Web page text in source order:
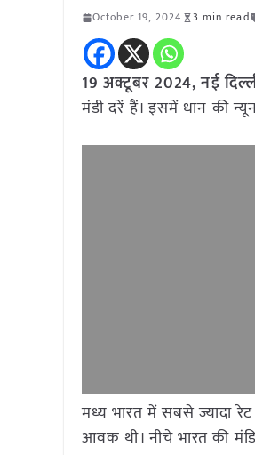
October 19, 2024 3 min read
19 अक्टूबर 2024, नई
मंडी दरें हैं। इसमें धान की
मध्य भारत में सबसे ज्यादा रेट
आवक थी। नीचे भारत की